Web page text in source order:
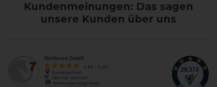
Kundenmeinungen: Das sagen
unsere Kunden über uns